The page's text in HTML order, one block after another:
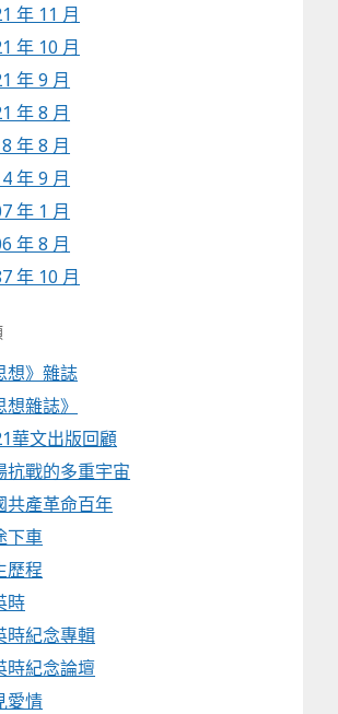
年 11 月
年 10 月
年 9 月
年 8 月
年 8 月
年 9 月
年 1 月
年 8 月
年 10 月
想》雜誌
想雜誌》
華文出版回顧
抗戰的多重宇宙
共產革命百年
下車
歷程
時
時紀念專輯
時紀念論壇
愛情